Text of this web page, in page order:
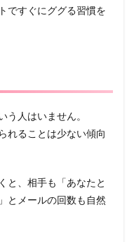
ですぐにググる習慣を
う人はいません。
れることは少ない傾向
と、相手も「あなたと
とメールの回数も自然